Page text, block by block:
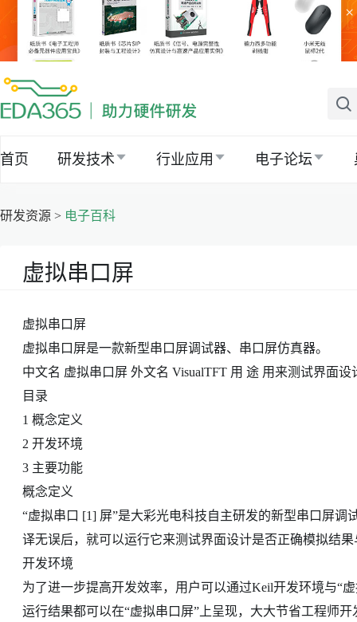
×
首页 研发技术 行业应用 电子论坛
研发资源 > 电子百科
虚拟串口屏
虚拟串口屏
虚拟串口屏是一款新型串口屏调试器、串口屏仿真器。
中文名 虚拟串口屏 外文名 VisualTFT 用 途 用来测试界面设
目录
1 概念定义
2 开发环境
3 主要功能
概念定义
“虚拟串口 [1] 屏”是大彩光电科技自主研发的新型串口屏
译无误后，就可以运行它来测试界面设计是否正确模拟结
开发环境
为了进一步提高开发效率，用户可以通过Keil开发环境与“
运行结果都可以在“虚拟串口屏”上呈现，大大节省工程师